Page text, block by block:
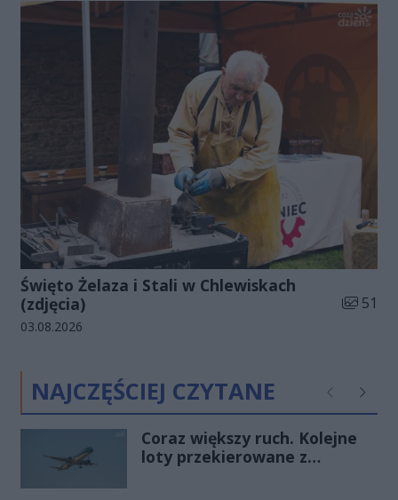
Święto Żelaza i Stali w Chlewiskach
(zdjęcia)
Liczba
51
Data dodania galerii:
03.08.2026
NAJCZĘŚCIEJ CZYTANE Poprzednie
Coraz większy ruch. Kolejne
loty przekierowane z